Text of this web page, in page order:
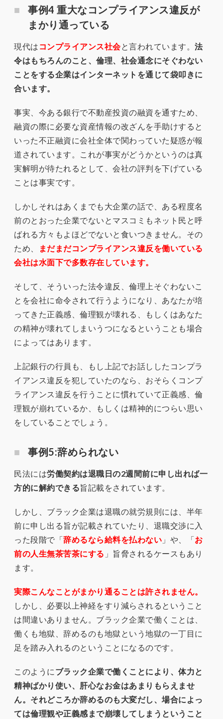
事例4 重大なコンプライアンス違反が
まかり通っている
現代は コンプライアンス社会と言われています。 法
令はもちろんのこと、倫理、社会通念にそぐわない
ことをする企業はインターネットを通じて袋叩きに
合います。
事実、今ある銀行で不動産投資の融資を通すため、
融資の際に必要な資産情報の改ざんを手助けすると
いった不正融資に会社全体で関わっていた疑惑が報
道されています。これが事実がどうかというのは真
実解明が待たれるとして、会社の評判を下げている
ことは事実です。
しかしそれはあくまでも大企業の話で、ある程度名
前のとおった企業でないとマスコミもネット民と呼
ばれる方々もよほどでないと食いつきません。その
ため、
まだまだコンプライアンス違反を働いている
会社は水面下で多数存在しています。
そして、そういった法令違反、倫理上そぐわないこ
とを会社に命令されて行うようになり、あなたが培
ってきた正義感、倫理観が壊れる、もしくはあなた
の精神が壊れてしまいうつになるということも場合
によってはあります。
上記銀行の行員も、もし上記でお話ししたコンプラ
イアンス違反を犯していたのなら、おそらくコンプ
ライアンス違反を行うことに慣れていて正義感、倫
理観が崩れているか、もしくは精神的につらい思い
をしていることでしょう。
事例5:辞められない
民法には労働契約は退職日の2週間前に申し出れば一
方的に解約できる旨記載をされています。
しかし、ブラック企業は退職の就労規則には、半年
前に申し出る旨が記載されていたり、退職交渉に入
った段階で「辞めるなら給料を払わない 」や、「お
前の人生無茶苦茶にする 」旨脅されるケースもあり
ます。
実際こんなことがまかり通ることは許されません。
しかし、必要以上神経をすり減らされるということ
は間違いありません。ブラック企業で働くことは、
働くも地獄、辞めるのも地獄という地獄の一丁目に
足を踏み入れるのということになるのです。
このように ブラック企業で働くことにより、体力と
精神ばかり使い、肝心なお金はあまりもらえませ
ん。それどころか辞めるのも大変だし、場合によっ
ては倫理観や正義感まで崩壊してしまうということ